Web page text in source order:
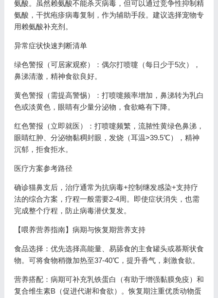
氨酸。虽然赖氨酸不能杀灭病毒，但可以通过竞争性抑制精
氨酸，干扰疱疹病毒复制，作为辅助手段。建议选择宠物专
用赖氨酸补充剂。
异常症状快速判断清单
绿色警报（可居家观察）：偶尔打喷嚏（每日少于5次），
鼻涕清澈，精神食欲良好。
黄色警报（需提高警惕）：打喷嚏频率增加，鼻涕转为乳白
色或淡黄色，眼睛有少量分泌物，食欲略有下降。
红色警报（立即就医）：打喷嚏频繁，流脓性黄绿色鼻涕，
眼睛红肿、分泌物黏稠封眼，发烧（耳温>39.5℃），精神
沉郁，拒食拒水。
医疗方案参考路径
确诊猫鼻支后，治疗通常为抗病毒+控制继发感染+支持疗
法的综合方案，疗程一般需要2-4周。即使症状消失，也需
完成整个疗程，防止病毒潜伏复发。
【喂养营养指南】病期与恢复期营养支持
食品选择：优先选择高能量、易舔食的主食罐头或慕斯状食
物。可将食物稍微加热至37-40℃，提升香气，刺激食欲。
营养搭配：病期可补充乳铁蛋白（有助于增强黏膜免疫）和
复合维生素B（促进代谢和食欲）。恢复期注重优质动物蛋